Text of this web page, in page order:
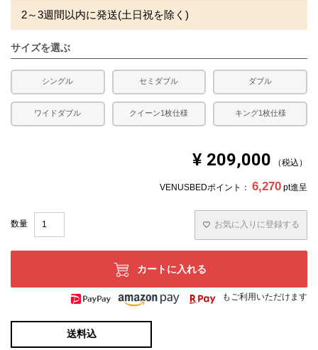
2～3週間以内に発送(土日祝を除く)
サイズを選ぶ
シングル セミダブル ダブル
ワイドダブル クイーン1枚仕様 キング1枚仕様
¥ 209,000 税込
VENUSBEDポイント： 6,270 pt進呈
お気に入りに登録する
カートに入れる
もご利用いただけます
送料込